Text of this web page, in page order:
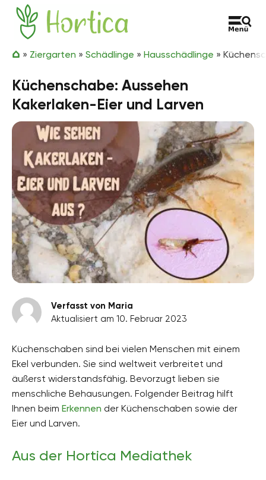
Zum Inhalt springen
Hortica
» Ziergarten » Schädlinge » Hausschädlinge »
Küchenschabe: Aussehen
Kakerlaken-Eier und Larven
Verfasst von Maria
Aktualisiert am 10. Februar 2023
Küchenschaben sind bei vielen Menschen mit einem
Ekel verbunden. Sie sind weltweit verbreitet und
äußerst widerstandsfähig. Bevorzugt lieben sie
menschliche Behausungen. Folgender Beitrag hilft
Ihnen beim Erkennen der Küchenschaben sowie der
Eier und Larven.
Aus der Hortica Mediathek